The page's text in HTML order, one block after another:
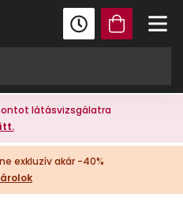
látásvizsgálatra
itt.
exkluzív akár -40%